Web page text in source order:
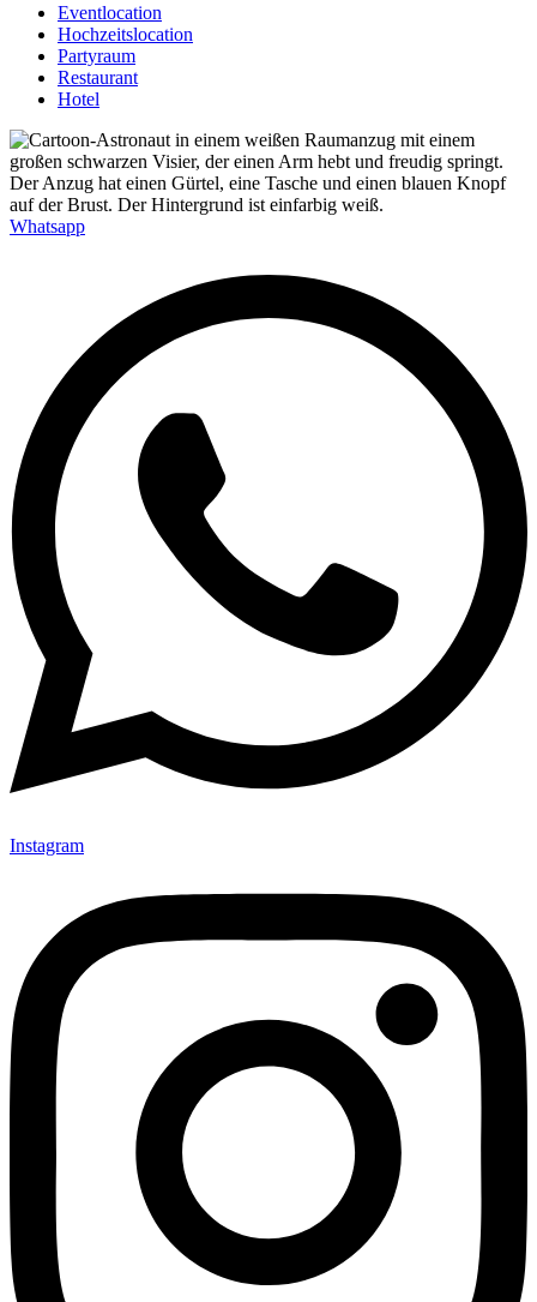
Eventlocation
Hochzeitslocation
Partyraum
Restaurant
Hotel
Whatsapp
Instagram